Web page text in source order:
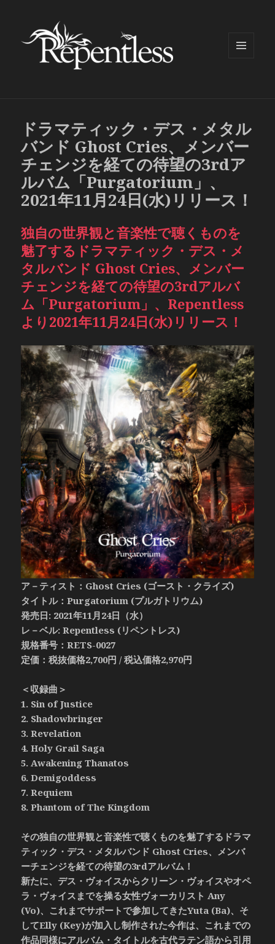
ドラマティック・デス・メタル
バンド Ghost Cries、メンバー
チェンジを経ての待望の3rdア
ルバム「Purgatorium」、
2021年11月24日(水)リリース！
独自の世界観と音楽性で聴くものを
魅了するドラマティック・デス・メ
タルバンド Ghost Cries、メンバー
チェンジを経ての待望の3rdアルバ
ム「Purgatorium」、Repentless
より2021年11月24日(水)リリース！
ア－ティスト：Ghost Cries (ゴースト・クライズ)
タイトル：Purgatorium (プルガトリウム)
発売日: 2021年11月24日（水）
レ－ベル: Repentless (リペントレス)
規格番号：RETS-0027
定価：税抜価格2,700円 / 税込価格2,970円
＜収録曲＞
1. Sin of Justice
2. Shadowbringer
3. Revelation
4. Holy Grail Saga
5. Awakening Thanatos
6. Demigoddess
7. Requiem
8. Phantom of The Kingdom
その独自の世界観と音楽性で聴くものを魅了するドラマ
ティック・デス・メタルバンド Ghost Cries、メンバ
ーチェンジを経ての待望の3rdアルバム！
新たに、デス・ヴォイスからクリーン・ヴォイスやオペ
ラ・ヴォイスまでを操る女性ヴォーカリスト Any
(Vo)、これまでサポートで参加してきたYuta (Ba)、そ
してElly (Key)が加入し制作された今作は、これまでの
作品同様にアルバム・タイトルを古代ラテン語から引用